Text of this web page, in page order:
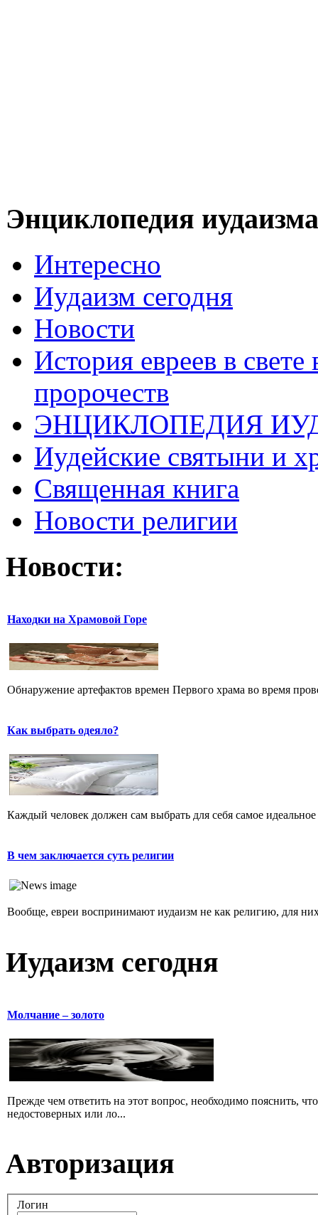
Энциклопедия иудаизма
Интересно
Иудаизм сегодня
Новости
История евреев в
пророчеств
ЭНЦИКЛОПЕДИЯ
Иудейские святыни и
Священная книга
Новости религии
Новости:
Находки на Храмовой Горе
Обнаружение артефактов времен Первого храма во время
Как выбрать одеяло?
Каждый человек должен сам выбрать для себя самое
В чем заключается суть религии
Вообще, евреи воспринимают иудаизм не как религию, для
Иудаизм сегодня
Молчание – золото
Прежде чем ответить на этот вопрос, необходимо пояснить,
недостоверных или ло...
Авторизация
Логин